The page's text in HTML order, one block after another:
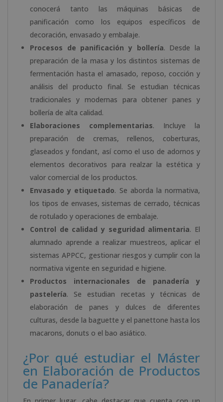
conocerá tanto las máquinas básicas de
panificación como los equipos específicos de
decoración, envasado y embalaje.
Procesos de panificación y bollería. Desde la
preparación de la masa y los distintos sistemas de
fermentación hasta el amasado, reposo, cocción y
análisis del producto final. Se estudian técnicas
tradicionales y modernas para obtener panes y
bollería de alta calidad.
Elaboraciones complementarias. Incluye la
preparación de cremas, rellenos, coberturas,
glaseados y fondant, así como el uso de adornos y
elementos decorativos para realzar la estética y
valor comercial de los productos.
Envasado y etiquetado. Se aborda la normativa,
los tipos de envases, sistemas de cerrado, técnicas
de rotulado y operaciones de embalaje.
Control de calidad y seguridad alimentaria. El
alumnado aprende a realizar muestreos, aplicar el
sistemas APPCC, gestionar riesgos y cumplir con la
normativa vigente en seguridad e higiene.
Productos internacionales de panadería y
pastelería. Se estudian recetas y técnicas de
elaboración de panes y dulces de diferentes
culturas, desde la baguette y el panettone hasta los
macarons, donuts o el bao asiático.
¿Por qué estudiar el Máster
en Elaboración de Productos
de Panadería?